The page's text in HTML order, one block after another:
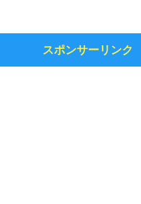
スポンサーリンク